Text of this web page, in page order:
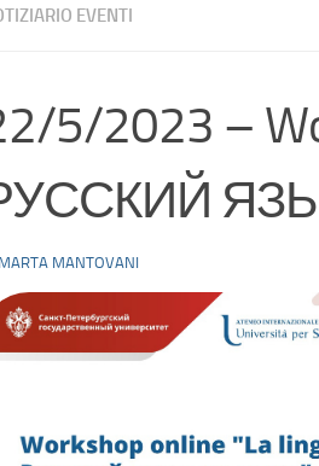
EVENTI
5/2023 –
MARTA MANTOVANI